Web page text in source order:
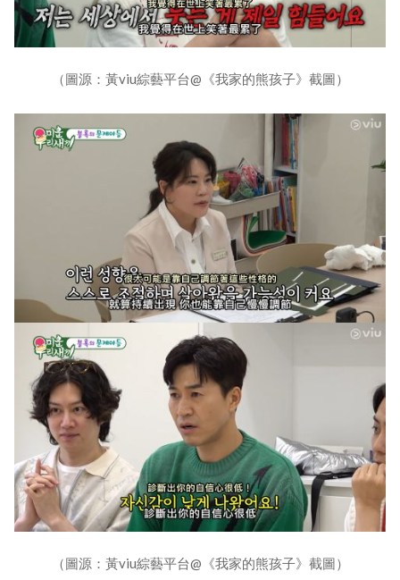
（圖源：黃viu綜藝平台@《我家的熊孩子》截圖）
（圖源：黃viu綜藝平台@《我家的熊孩子》截圖）